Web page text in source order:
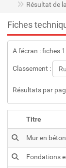
Résultat de
Fiches
A l'écran : fiches
Classement :
Résultats par
Titre
Mur en
Fondations